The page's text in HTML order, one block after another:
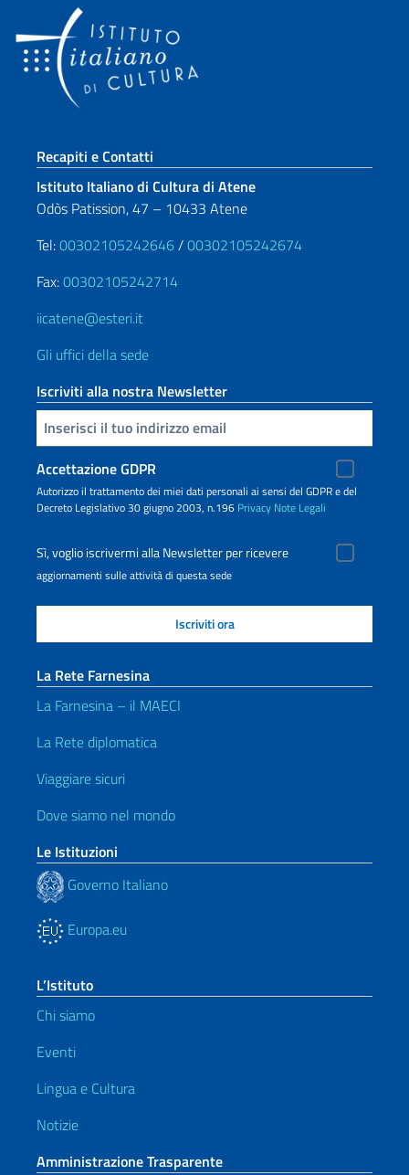
Sezione footer
Recapiti e Contatti
Istituto Italiano di Cultura di Atene
Odòs Patission, 47 – 10433 Atene
Tel:00302105242646 /00302105242674
Fax:00302105242714
iicatene@esteri.it
Gli uffici della sede
Iscriviti alla nostra Newsletter
Inserisci la tua email
Accettazione GDPR
Autorizzo il trattamento dei miei dati personali ai sensi del GDPR e del
Decreto Legislativo 30 giugno 2003, n.196 Privacy Note Legali
Sì, voglio iscrivermi alla Newsletter per ricevere
aggiornamenti sulle attività di questa sede
La Rete Farnesina
La Farnesina – il MAECI
La Rete diplomatica
Viaggiare sicuri
Dove siamo nel mondo
Le Istituzioni
Governo Italiano
Europa.eu
L’Istituto
Chi siamo
Eventi
Lingua e Cultura
Notizie
Amministrazione Trasparente